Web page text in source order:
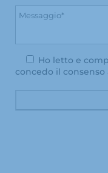
Ho letto e
concedo il